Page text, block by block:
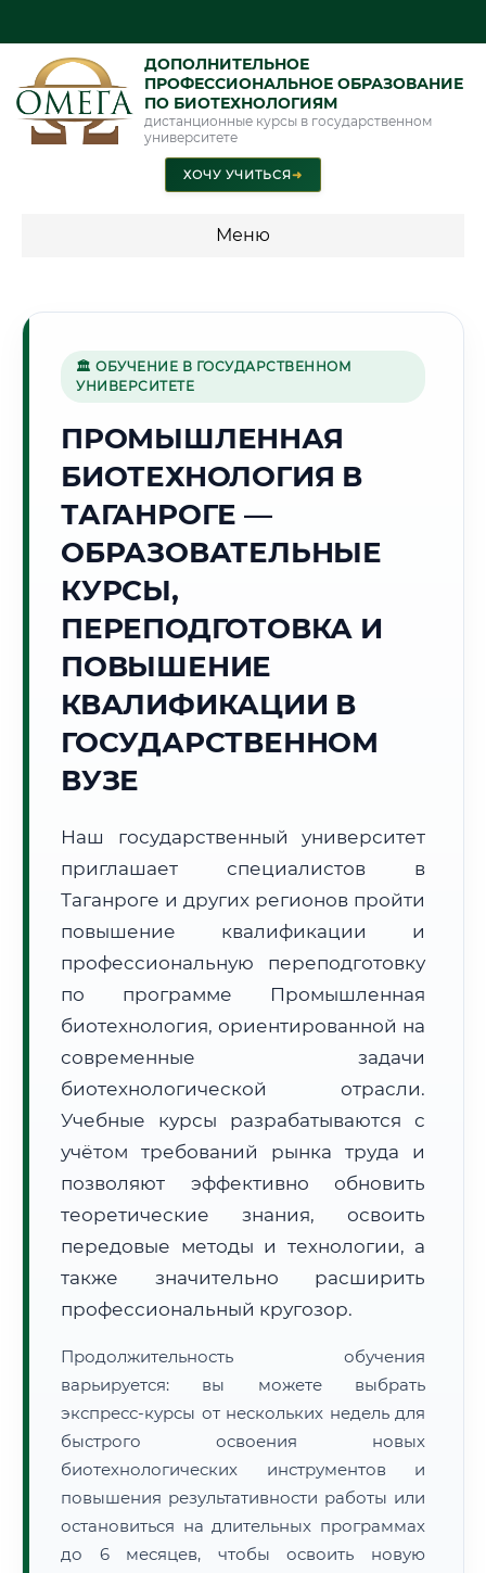
ДОПОЛНИТЕЛЬНОЕ
ПРОФЕССИОНАЛЬНОЕ ОБРАЗОВАНИЕ
ПО БИОТЕХНОЛОГИЯМ
дистанционные курсы в государственном
университете
ХОЧУ УЧИТЬСЯ➜
Меню
🌊
Г. ТАГАНРОГ
12:52:40
Погода в г. Таганрог: ☀️ +28°C ,Ясно
🌅 Восход:
📍 Региональная справка
Субъект:
Почтовые индексы:
347900–347999
Часовой пояс:
МСК (UTC+3)
Формат учебы:
Дистанционно
🗺️ Зона обслуживания: г. Таганрог
Расчет логистики оригиналов:
~3 134 км
• Экспресс-доставка СДЭК / Почтой:4–6 рабочих дней
📜 Документы и аккредитация ФИС ФРДО
🔍Нажмите на документ для увеличения и просмотра
🏛 ОБУЧЕНИЕ В ГОСУДАРСТВЕННОМ
УНИВЕРСИТЕТЕ
ПРОМЫШЛЕННАЯ
БИОТЕХНОЛОГИЯ В
ТАГАНРОГЕ —
ОБРАЗОВАТЕЛЬНЫЕ
КУРСЫ,
ПЕРЕПОДГОТОВКА И
ПОВЫШЕНИЕ
КВАЛИФИКАЦИИ В
ГОСУДАРСТВЕННОМ
ВУЗЕ
Наш государственный университет
приглашает специалистов в
Таганроге и других регионов пройти
повышение квалификации и
профессиональную переподготовку
по программе Промышленная
биотехнология, ориентированной на
современные задачи
биотехнологической отрасли.
Учебные курсы разрабатываются с
учётом требований рынка труда и
позволяют эффективно обновить
теоретические знания, освоить
передовые методы и технологии, а
также значительно расширить
профессиональный кругозор.
Продолжительность обучения
варьируется: вы можете выбрать
экспресс-курсы от нескольких недель для
быстрого освоения новых
биотехнологических инструментов и
повышения результативности работы или
остановиться на длительных программах
до 6 месяцев, чтобы освоить новую